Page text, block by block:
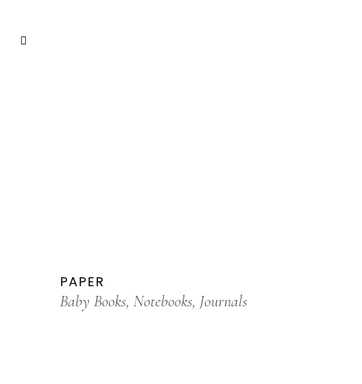
PAPER
Baby Books, Notebooks, Journals